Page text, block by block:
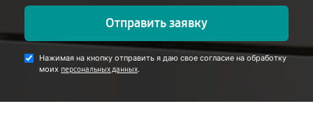
Отправить заявку
Нажимая на кнопку отправить я даю свое согласие на обработку
моих персональных данных.